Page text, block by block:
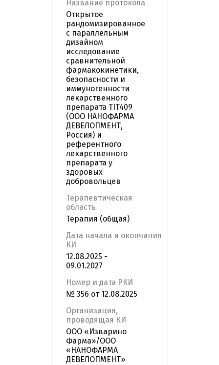
Название протокола
Открытое
рандомизированное
с параллельным
дизайном
исследование
сравнительной
фармакокинетики,
безопасности и
иммуногенности
лекарственного
препарата TIT409
(ООО НАНОФАРМА
ДЕВЕЛОПМЕНТ,
Россия) и
референтного
лекарственного
препарата у
здоровых
добровольцев
Терапевтическая
область
Терапия (общая)
Дата начала и окончания
КИ
12.08.2025 -
09.01.2027
Номер и дата РКИ
№ 356 от 12.08.2025
Организация,
проводящая КИ
ООО «Изварино
Фарма»/ООО
«НАНОФАРМА
ДЕВЕЛОПМЕНТ»